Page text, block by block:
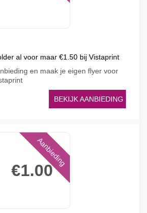
al voor maar €1.50 bij Vistaprint
en maak je eigen flyer voor
BEKIJK AANBIEDING
€1.00
Aanbieding